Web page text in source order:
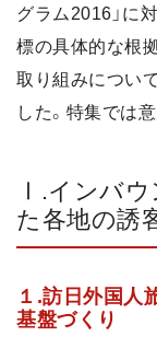
グラム2016」に
標の具体的な根
取り組みについ
した。特集では
Ⅰ.インバウ
た各地の誘
１.訪日外国人
基盤づくり